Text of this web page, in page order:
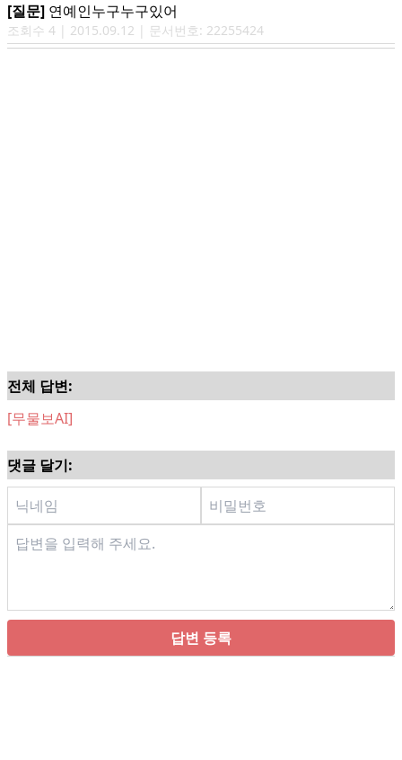
[질문] 연예인누구누구있어
조회수 4 | 2015.09.12 | 문서번호: 22255424
전체 답변:
[무물보AI]
댓글 달기:
답변 등록